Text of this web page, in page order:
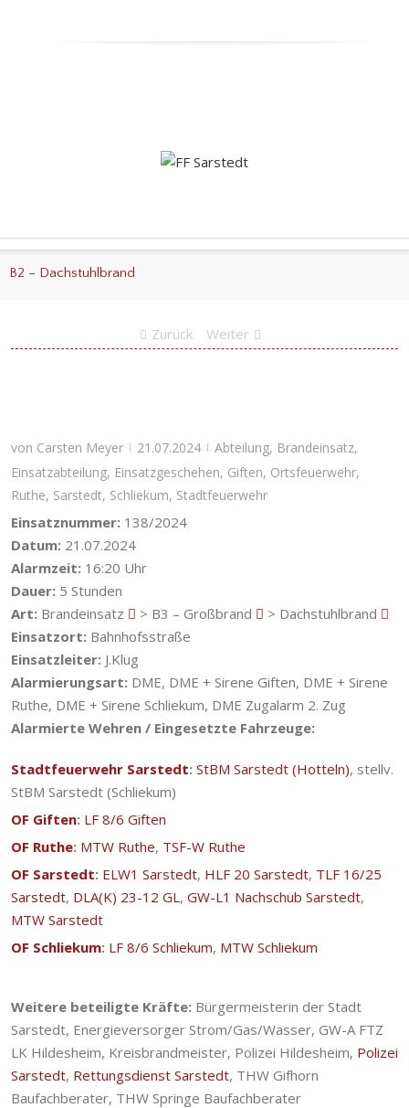
B2 – Dachstuhlbrand
Zurück Weiter
von Carsten Meyer | 21.07.2024 | Abteilung, Brandeinsatz,
Einsatzabteilung, Einsatzgeschehen, Giften, Ortsfeuerwehr,
Ruthe, Sarstedt, Schliekum, Stadtfeuerwehr
Einsatznummer: 138/2024
Datum: 21.07.2024
Alarmzeit: 16:20 Uhr
Dauer: 5 Stunden
Art: Brandeinsatz > B3 – Großbrand
> Dachstuhlbrand
Einsatzort: Bahnhofsstraße
Einsatzleiter: J.Klug
Alarmierungsart: DME, DME + Sirene Giften, DME + Sirene
Ruthe, DME + Sirene Schliekum, DME Zugalarm 2. Zug
Alarmierte Wehren / Eingesetzte Fahrzeuge:
Stadtfeuerwehr Sarstedt: StBM Sarstedt (Hotteln), stellv.
StBM Sarstedt (Schliekum)
OF Giften: LF 8/6 Giften
OF Ruthe: MTW Ruthe, TSF-W Ruthe
OF Sarstedt: ELW1 Sarstedt, HLF 20 Sarstedt, TLF 16/25
Sarstedt, DLA(K) 23-12 GL, GW-L1 Nachschub Sarstedt,
MTW Sarstedt
OF Schliekum: LF 8/6 Schliekum, MTW Schliekum
Weitere beteiligte Kräfte: Bürgermeisterin der Stadt
Sarstedt, Energieversorger Strom/Gas/Wasser, GW-A FTZ
LK Hildesheim, Kreisbrandmeister, Polizei Hildesheim, Polizei
Sarstedt, Rettungsdienst Sarstedt, THW Gifhorn
Baufachberater, THW Springe Baufachberater